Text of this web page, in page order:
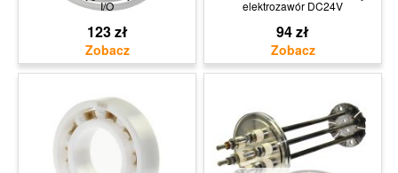
I/O
123 zł
elektrozawór DC24V
94 zł